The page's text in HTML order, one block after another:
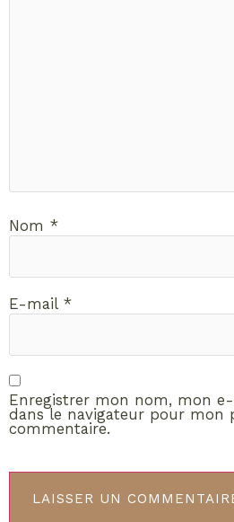
Nom *
E-mail *
Enregistrer mon nom, mon
dans le navigateur pour mon
commentaire.